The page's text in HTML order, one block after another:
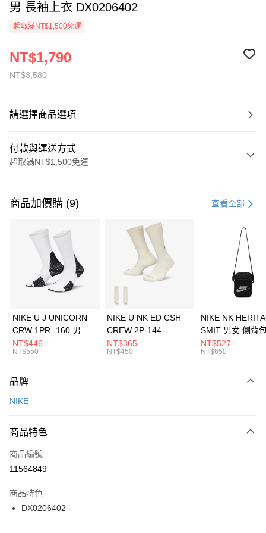
男 長袖上衣 DX0206402
超取滿NT$1,500免運
NT$3,580
NT$1,790
請選擇商品選項
付款與運送方式
超取滿NT$1,500免運
信用卡一次付款
3 期 0 利率 每期 21家銀行
合作金庫商業銀行
第一商業銀行
華南商業銀行
彰化商業銀行
上海商業儲蓄銀行
元大商業銀行
台灣樂天信用卡公司
Apple Pay
全盈+PAY
AFTEE先享後付
【關於「AFTEE先享後付」】
便利好安心！
３．安心：先確認商品／服務後，再付款。
【「AFTEE先享後付」結帳流程】
１．於結帳方式選擇「AFTEE先享後付」後，將跳轉至「AFTEE先享後付」
２．訂單成立數日內，您將收到繳費通知簡訊。
３．收到繳費通知簡訊後14天內，點擊此簡訊中的連結，可透過四大超商／
ATM／網路銀行／等多元方式進行付款，方視為交易完成。
運送方式
每筆NT$100，滿NT$1,500(含以上)免運費
宅配
每筆NT$100，滿NT$1,500(含以上)免運費
付款後門市自取
每筆NT$100，滿NT$1,500(含以上)免運費
商品加價購 (9) 查看全部
NIKE U J UNICORN
CRW 1PR -160 男女
中統襪 FZ3393100
NT$446
NT$550
NIKE U NK ED CSH
CREW 2P-144
EMBRDY 男女 短統襪
FZ3073133
NT$365
NT$450
NIKE NK
SMIT 男女 側背
BA5871010
NT$527
NT$650
品牌
NIKE
商品特色
商品編號
11564849
商品特色
DX0206402